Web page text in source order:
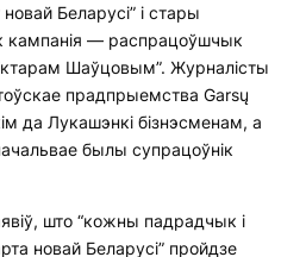
Беларусі” і стары
кампанія — распрацоўшчык
Шаўцовым”. Журналісты
прадпрыемства Garsų
да Лукашэнкі бізнэсменам, а
былы супрацоўнік
што “кожны падрадчык і
новай Беларусі” пройдзе